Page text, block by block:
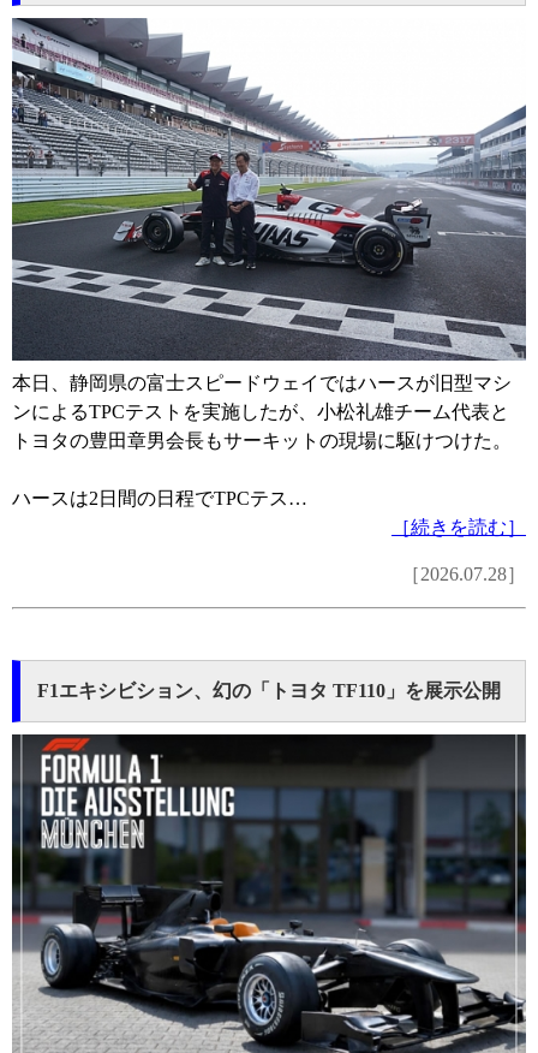
本日、静岡県の富士スピードウェイではハースが旧型マシ
ンによるTPCテストを実施したが、小松礼雄チーム代表と
トヨタの豊田章男会長もサーキットの現場に駆けつけた。
ハースは2日間の日程でTPCテス…
［続きを読む］
［2026.07.28］
F1エキシビション、幻の「トヨタ TF110」を展示公開